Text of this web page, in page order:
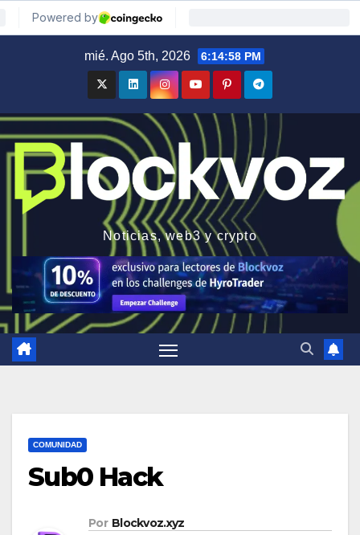
mié. Ago 5th, 2026 6:14:59 PM
Noticias, web3 y crypto
COMUNIDAD
Sub0 Hack
Por Blockvoz.xyz